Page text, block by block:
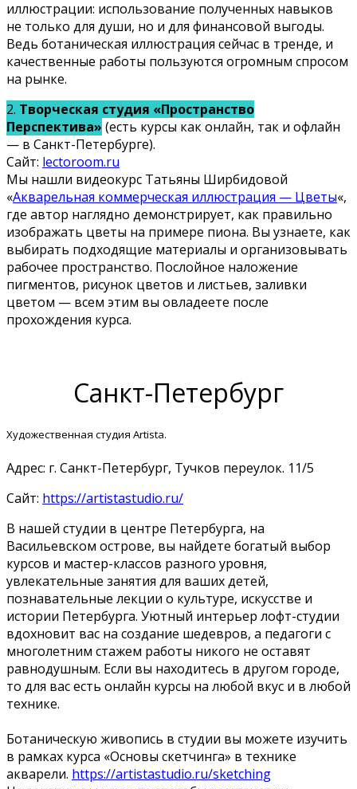
иллюстрации: использование полученных навыков
не только для души, но и для финансовой выгоды.
Ведь ботаническая иллюстрация сейчас в тренде, и
качественные работы пользуются огромным спросом
на рынке.
2. Творческая студия «Пространство
Перспектива» (есть курсы как онлайн, так и офлайн
— в Санкт-Петербурге).
Сайт: lectoroom.ru
Мы нашли видеокурс Татьяны Ширбидовой
«Акварельная коммерческая иллюстрация — Цветы«,
где автор наглядно демонстрирует, как правильно
изображать цветы на примере пиона. Вы узнаете, как
выбирать подходящие материалы и организовывать
рабочее пространство. Послойное наложение
пигментов, рисунок цветов и листьев, заливки
цветом — всем этим вы овладеете после
прохождения курса.
Санкт-Петербург
Художественная студия Artista.
Адрес: г. Санкт-Петербург, Тучков переулок. 11/5
Сайт: https://artistastudio.ru/
В нашей студии в центре Петербурга, на
Васильевском острове, вы найдете богатый выбор
курсов и мастер-классов разного уровня,
увлекательные занятия для ваших детей,
познавательные лекции о культуре, искусстве и
истории Петербурга. Уютный интерьер лофт-студии
вдохновит вас на создание шедевров, а педагоги с
многолетним стажем работы никого не оставят
равнодушным. Если вы находитесь в другом городе,
то для вас есть онлайн курсы на любой вкус и в любой
технике.
Ботаническую живопись в студии вы можете изучить
в рамках курса «Основы скетчинга» в технике
акварели. https://artistastudio.ru/sketching